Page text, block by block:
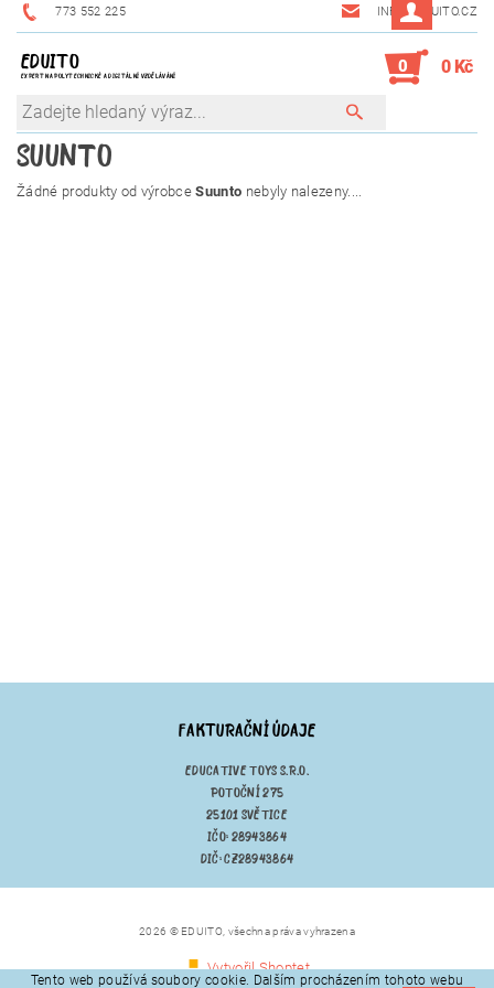
773 552 225 INFO@EDUITO.CZ
EDUITO
EXPERT NA POLYTECHNICKÉ A DIGITÁLNÍ VZDĚLÁVÁNÍ
0 0 Kč
SUUNTO
Žádné produkty od výrobceSuunto nebyly nalezeny....
FAKTURAČNÍ ÚDAJE
EDUCATIVE TOYS S.R.O.
POTOČNÍ 275
25101 SVĚTICE
IČO: 28943864
DIČ: CZ28943864
2026 © EDUITO, všechna práva vyhrazena
Vytvořil Shoptet
Tento web používá soubory cookie. Dalším procházením tohoto webu